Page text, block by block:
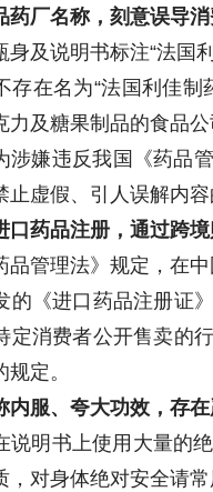
药厂名称，刻意误导
身及说明书标注“法国
存在名为“法国利佳制
力及糖果制品的食品
涉嫌违反我国《药品
止虚假、引人误解内容
口药品注册，通过跨
品管理法》规定，在
的《进口药品注册证
定消费者公开售卖的
定。
内服、夸大功效，存
说明书上使用大量的
，对身体绝对安全请